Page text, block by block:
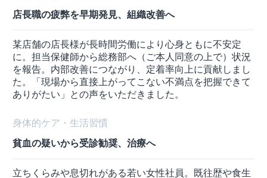
店長職の疲弊を早期発見、組織改善へ
某店舗の店長様が長時間労働により心身ともに不安定
に。担当保健師から総務部へ（ご本人同意の上で）状況
を報告。内部改善につながり、定着率向上に貢献しまし
た。「現場から直接上がってこない不満点を把握できて
ありがたい」との声をいただきました。
身体的ケア・生活習慣
貧血の疑いから受診勧奨、治療へ
立ちくらみや息切れがある若い女性社員。既往歴や食生